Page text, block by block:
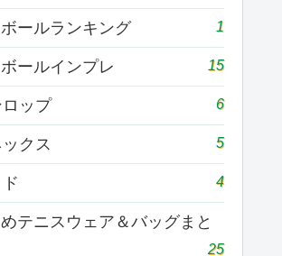
ールランキング 1
ールインプレ 15
ロップ 6
クス 5
4
テニスウェア＆バッグまと
25